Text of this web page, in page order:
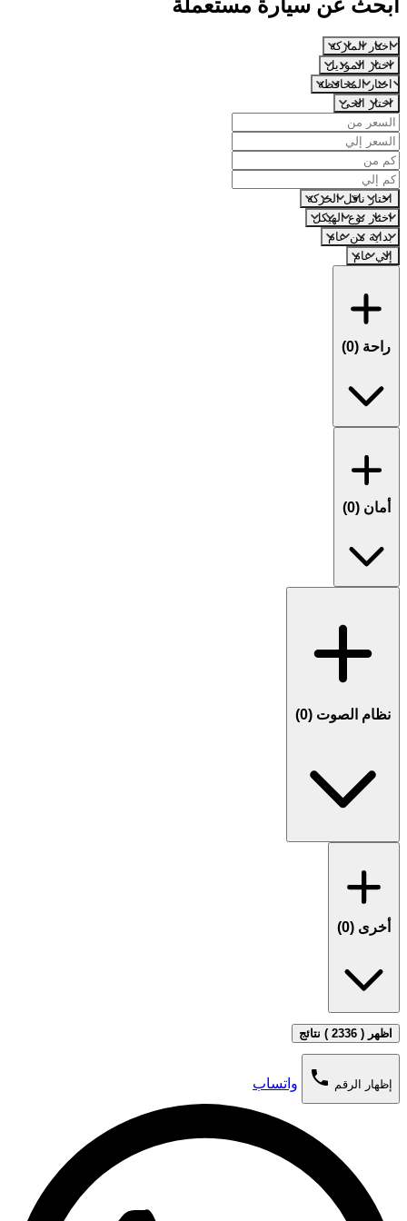
ابحث عن سيارة مستعملة
اختار الماركة
اختار الموديل
اختار المحافظة
اختار الحى
اختار ناقل الحركة
اختار نوع الهيكل
بداية من عام
إلي عام
راحة (0
)
أمان (0
)
نظام الصوت (0
)
أخرى (0
)
اظهر ( 2336 ) نتائج
إظهار الرقم phone واتساب